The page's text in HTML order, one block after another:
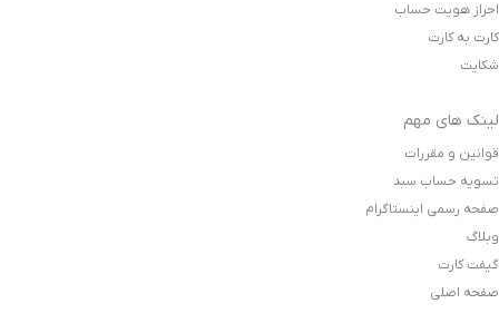
احراز هویت حساب
کارت به کارت
شکایت
لینک های مهم
قوانین و مقررات
تسویه حساب سبد
صفحه رسمی اینستاگرام
وبلاگ
گیفت کارت
صفحه اصلی